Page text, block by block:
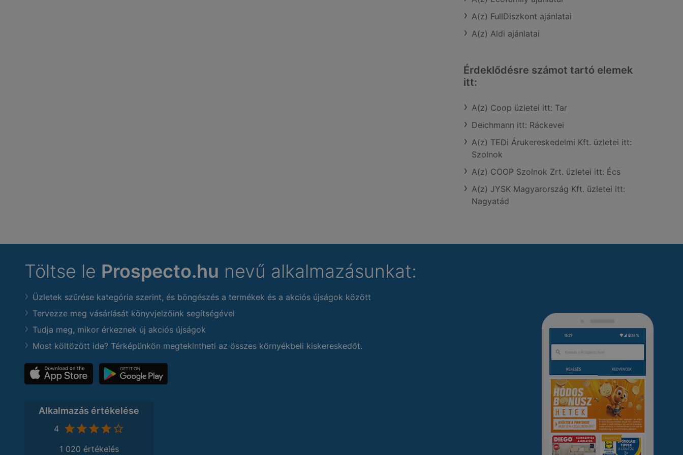
A(z) FullDiszkont ajánlatai
A(z) Aldi ajánlatai
Érdeklődésre számot tartó elemek
itt:
A(z) Coop üzletei itt: Tar
Deichmann itt: Ráckevei
A(z) TEDi Árukereskedelmi Kft. üzletei itt:
Szolnok
A(z) COOP Szolnok Zrt. üzletei itt: Écs
A(z) JYSK Magyarország Kft. üzletei itt:
Nagyatád
Töltse le Prospecto.hu nevű alkalmazásunkat:
Üzletek szűrése kategória szerint, és böngészés a termékek és a akciós újságok között
Tervezze meg vásárlását könyvjelzőink segítségével
Tudja meg, mikor érkeznek új akciós újságok
Most költözött ide? Térképünkön megtekintheti az összes környékbeli kiskereskedőt.
Alkalmazás értékelése
4
1 020 értékelés